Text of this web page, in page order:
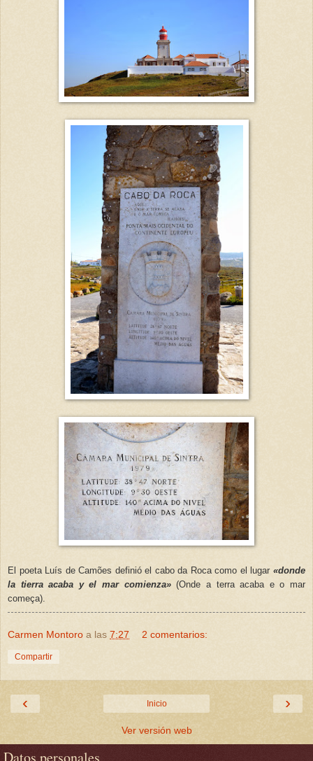
El poeta Luís de Camões definió el cabo da Roca como el lugar «donde
la tierra acaba y el mar comienza»(Onde a terra acaba e o mar
começa).
Carmen Montoro a las 7:27 2 comentarios:
Compartir
‹ ›
Inicio
Ver versión web
Datos personales